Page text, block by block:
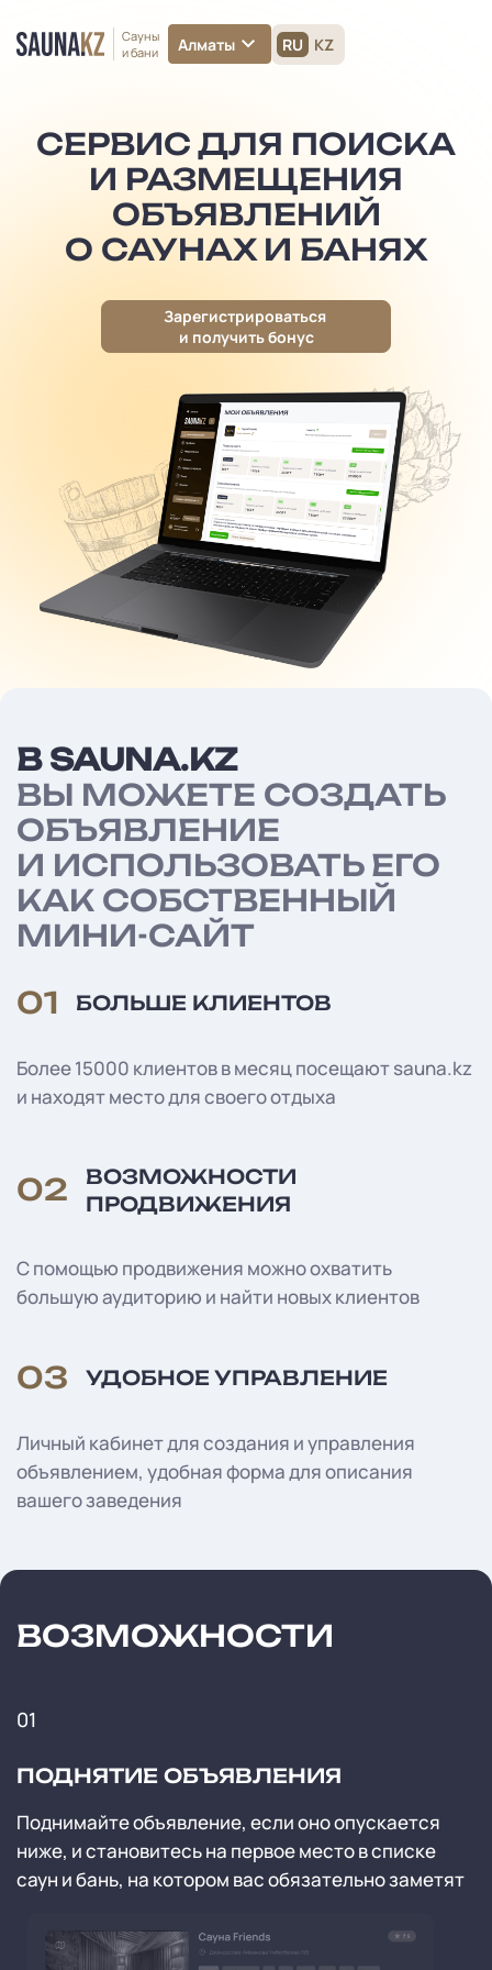
Сауны
и бани
Алматы RU KZ
СЕРВИС ДЛЯ ПОИСКА
И РАЗМЕЩЕНИЯ
ОБЪЯВЛЕНИЙ
О САУНАХ И БАНЯХ
Зарегистрироваться
и получить бонус
В SAUNA.KZ
ВЫ МОЖЕТЕ СОЗДАТЬ
ОБЪЯВЛЕНИЕ
И ИСПОЛЬЗОВАТЬ ЕГО
КАК СОБСТВЕННЫЙ
МИНИ-САЙТ
01
БОЛЬШЕ КЛИЕНТОВ
Более 15000 клиентов в месяц посещают sauna.kz
и находят место для своего отдыха
02
ВОЗМОЖНОСТИ
ПРОДВИЖЕНИЯ
С помощью продвижения можно охватить
большую аудиторию и найти новых клиентов
03 УДОБНОЕ УПРАВЛЕНИЕ
Личный кабинет для создания и управления
объявлением, удобная форма для описания
вашего заведения
ВОЗМОЖНОСТИ
01
ПОДНЯТИЕ ОБЪЯВЛЕНИЯ
Поднимайте объявление, если оно опускается
ниже, и становитесь на первое место в списке
саун и бань, на котором вас обязательно заметят